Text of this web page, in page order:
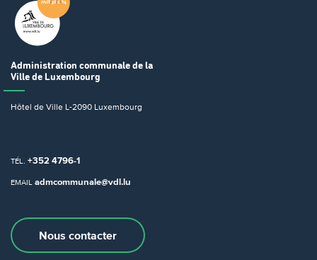
Administration communale de la
Ville de Luxembourg
Hôtel de Ville L-2090 Luxembourg
TÉL. +352 4796-1
EMAIL admcommunale@vdl.lu
Nous contacter